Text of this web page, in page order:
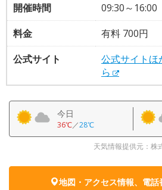
開催時間
09:30～16:00
料金
有料 700円
公式サイト
公式サイトほ
ら
今日
36℃／28℃
天気情報提供元：株
地図・アクセス情報、電話